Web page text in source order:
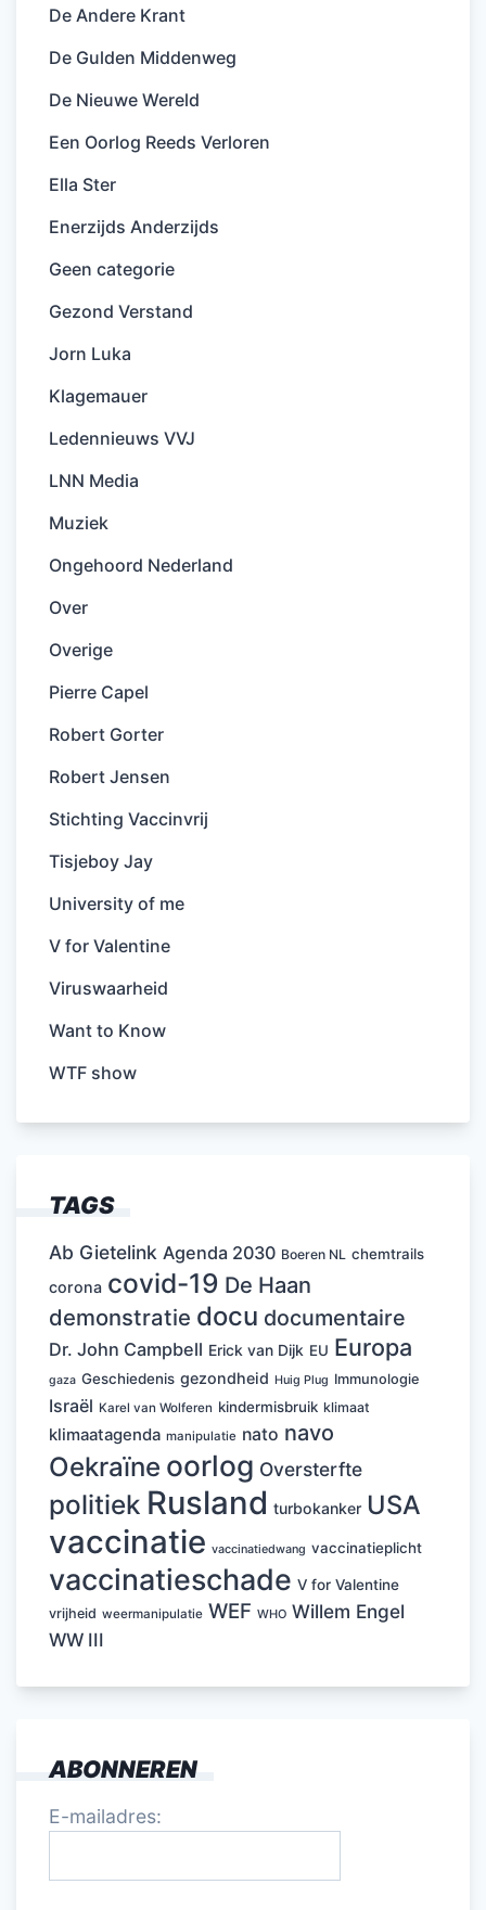
De Andere Krant
De Gulden Middenweg
De Nieuwe Wereld
Een Oorlog Reeds Verloren
Ella Ster
Enerzijds Anderzijds
Geen categorie
Gezond Verstand
Jorn Luka
Klagemauer
Ledennieuws VVJ
LNN Media
Muziek
Ongehoord Nederland
Over
Overige
Pierre Capel
Robert Gorter
Robert Jensen
Stichting Vaccinvrij
Tisjeboy Jay
University of me
V for Valentine
Viruswaarheid
Want to Know
WTF show
TAGS
Ab Gietelink Agenda 2030 Boeren NL chemtrails
corona covid-19 De Haan
demonstratie docu documentaire
Dr. John Campbell Erick van Dijk EU Europa
gaza Geschiedenis gezondheid Huig Plug Immunologie
Israël Karel van Wolferen kindermisbruik klimaat
klimaatagenda manipulatie nato navo
Oekraïne oorlog Oversterfte
politiek Rusland turbokanker USA
vaccinatie vaccinatiedwang vaccinatieplicht
vaccinatieschade V for Valentine
vrijheid weermanipulatie WEF WHO Willem Engel
WW III
ABONNEREN
E-mailadres: